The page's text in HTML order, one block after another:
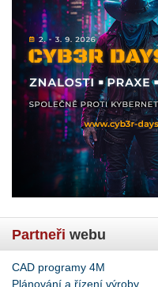
Partneři webu
CAD programy 4M
Plánování a řízení výroby